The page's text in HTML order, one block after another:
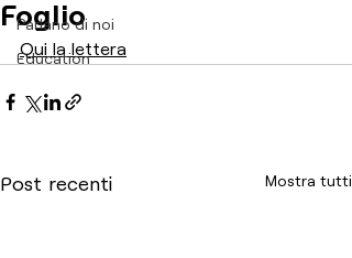
Parlano di noi
Education
Foglio
Qui la lettera
Post recenti Mostra tutti